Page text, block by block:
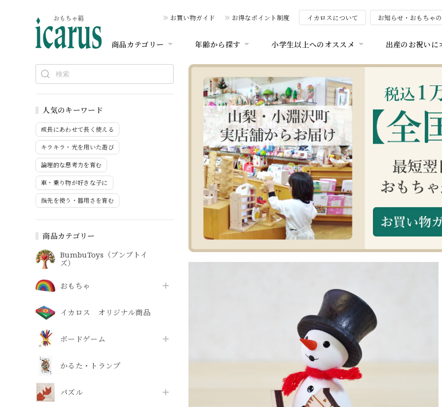
お買い物ガイド お得なポイント制度 イカロスについて お知らせ・おもちゃ
商品カテゴリー 年齢から探す 小学生以上へのオススメ 出産のお祝いに
人気のキーワード
成長にあわせて長く使える
キラキラ・光を用いた遊び
論理的な思考力を育む
車・乗り物が好きな子に
指先を使う・器用さを育む
商品カテゴリー
BumbuToys（ブンブトイ
ズ）
おもちゃ
イカロス オリジナル商品
ボードゲーム
かるた・トランプ
パズル